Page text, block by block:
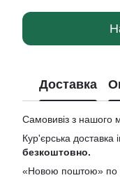
Доставка
Самовивіз з нашого
Кур'єрська доставка
безкоштовно.
«Новою поштою» по